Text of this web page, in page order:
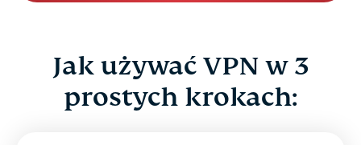
Jak używać VPN w 3
prostych krokach: